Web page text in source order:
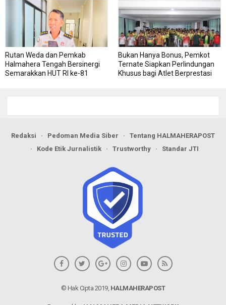
Rutan Weda dan Pemkab
Halmahera Tengah Bersinergi
Semarakkan HUT RI ke-81
Bukan Hanya Bonus, Pemkot
Ternate Siapkan Perlindungan
Khusus bagi Atlet Berprestasi
Redaksi Pedoman Media Siber
Tentang HALMAHERAPOST
Kode Etik Jurnalistik
Trustworthy Standar JTI
© Hak Cipta 2019, HALMAHERAPOST